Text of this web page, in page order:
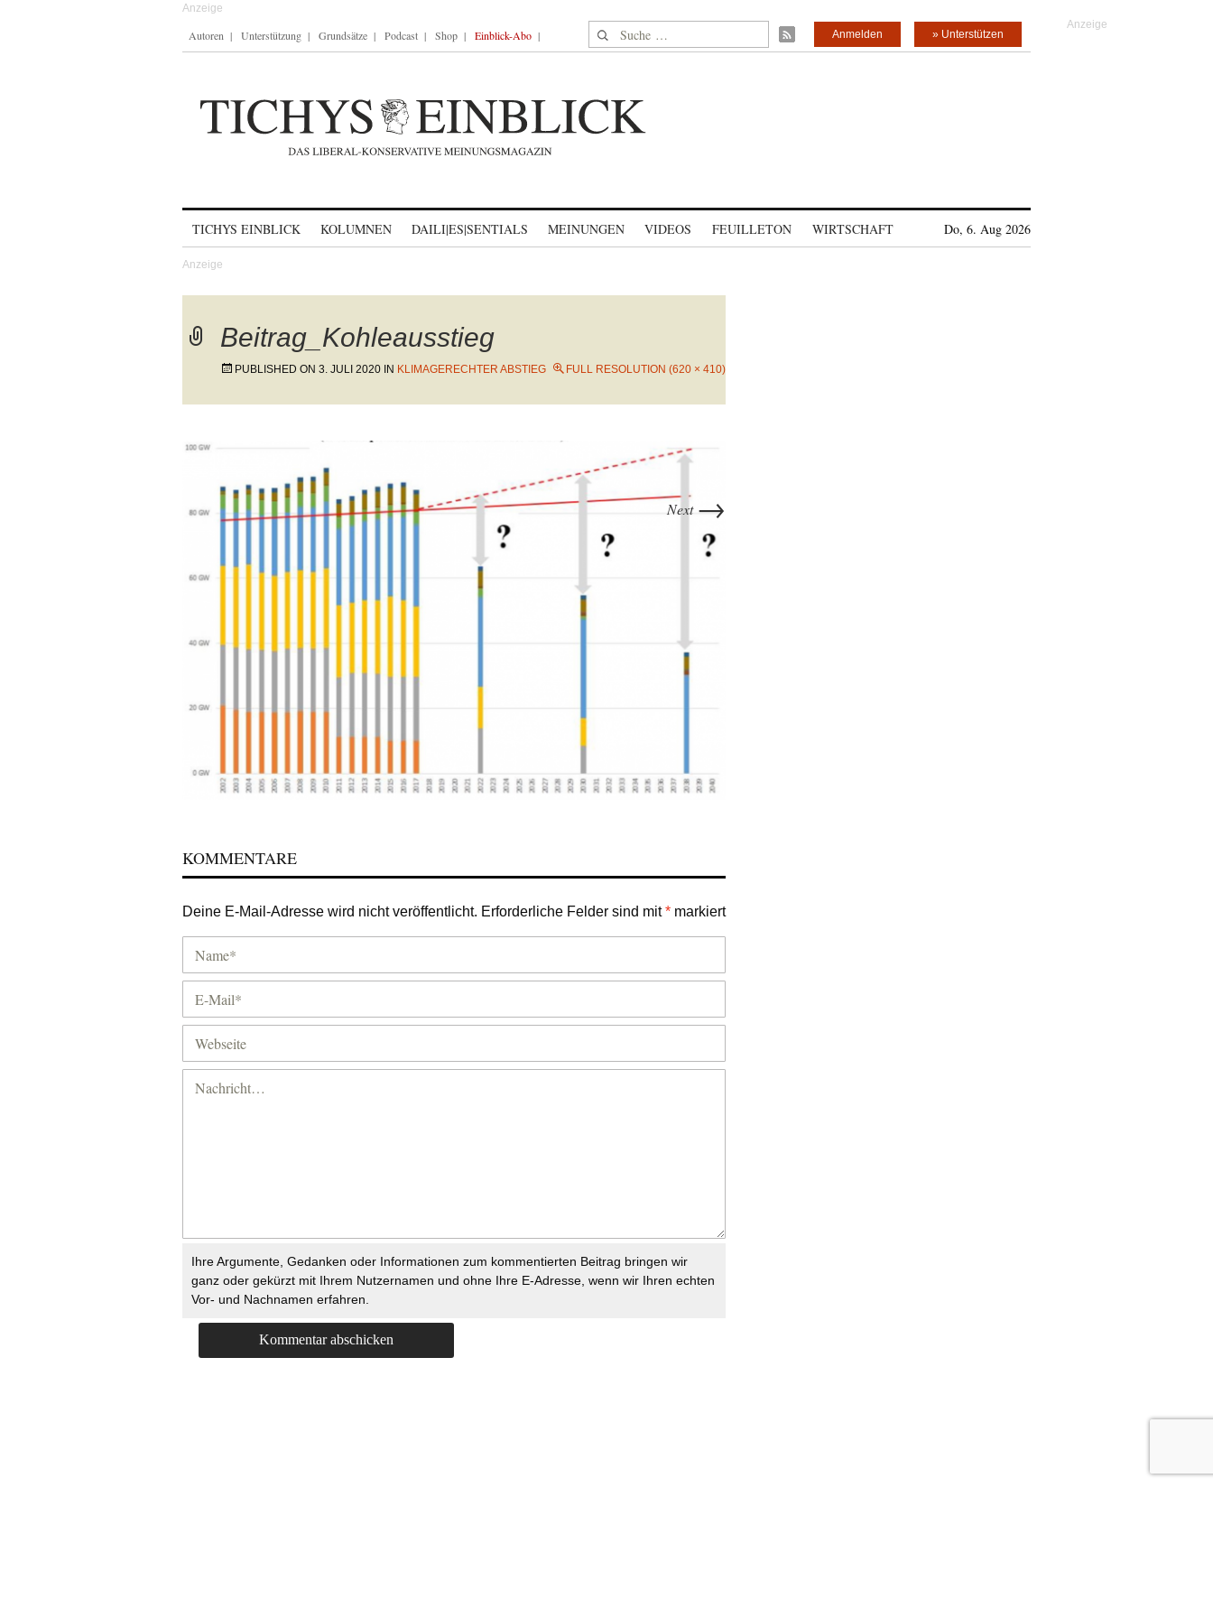
Autoren Unterstützung Grundsätze Podcast Shop Einblick-Abo Suche nach: » Unterstützen
Anmelden
TICHYS EINBLICK KOLUMNEN DAILI|ES|SENTIALS MEINUNGEN VIDEOS FEUILLETON WIRTSCHAFT Do, 6. Aug 2026
Beitrag_Kohleausstieg
PUBLISHED ON 3. JULI 2020 IN KLIMAGERECHTER ABSTIEG FULL RESOLUTION (620 × 410)
Next →
KOMMENTARE
Deine E-Mail-Adresse wird nicht veröffentlicht. Erforderliche Felder sind mit* markiert
Ihre Argumente, Gedanken oder Informationen zum kommentierten Beitrag bringen wir
ganz oder gekürzt mit Ihrem Nutzernamen und ohne Ihre E-Adresse, wenn wir Ihren echten
Vor- und Nachnamen erfahren.